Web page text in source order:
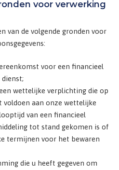
voor verwerking
van de volgende gronden voor
voor een financieel
wettelijke verplichting die op
voldoen aan onze wettelijke
van een financieel
tot stand gekomen is of
termijnen voor het bewaren
die u heeft gegeven om